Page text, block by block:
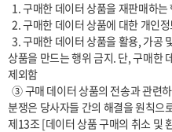
  2. 구매한 데이터 상품에 대한 개인정보 식별 시도 금지
  3. 구매한 데이터 상품을 활용, 가공 및 타 데이터와 결합하여 새로운 데이터
상품을 만드는 행위 금지. 단, 구매한
제외함
  ③ 구매 데이터 상품의 전송과 관련하여 판매회원과 이용회원 사이에 발생한
분쟁은 당사자들 간의 해결을 원칙으
제13조 [데이터 상품 구매의 취소 및